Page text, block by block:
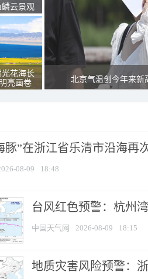
云景观
花海长
亮画卷
北京气温创今年来新
豚”在浙江省乐清市沿海再
08-09 18:48
台风红色预警：杭州
中国天气网 2026-08-09 18:15
地质灾害风险预警：